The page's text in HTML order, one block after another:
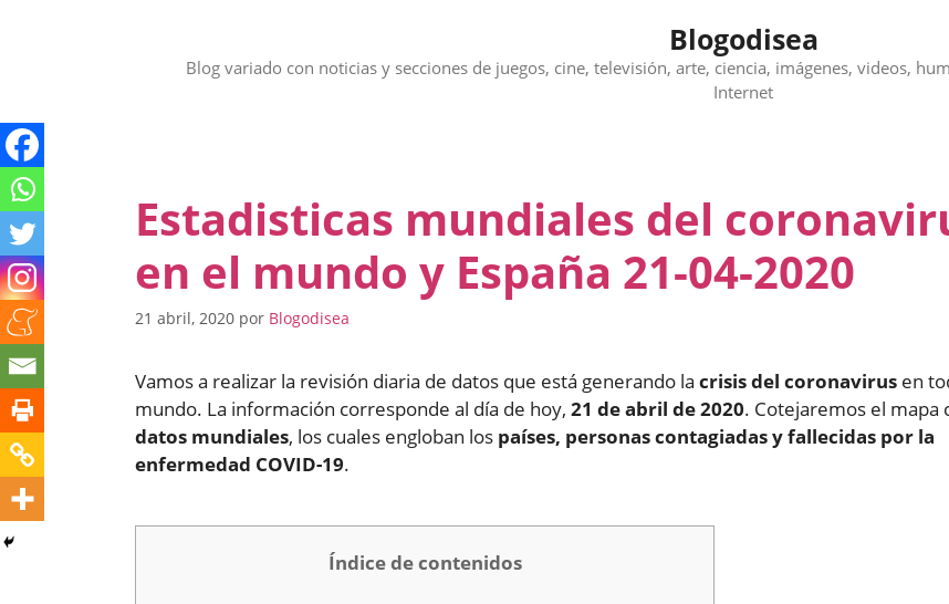
Blogodisea
Blog variado con noticias y secciones de juegos, cine, televisión, arte, ciencia, imágenes, videos,
Internet
Estadisticas mundiales del
en el mundo y España 21-04-2020
21 abril, 2020 por Blogodisea
Vamos a realizar la revisión diaria de datos que está generando la crisis del coronavirus en
mundo. La información corresponde al día de hoy, 21 de abril de 2020. Cotejaremos el mapa
datos mundiales, los cuales engloban los países, personas contagiadas y fallecidas por la
enfermedad COVID-19.
Índice de contenidos